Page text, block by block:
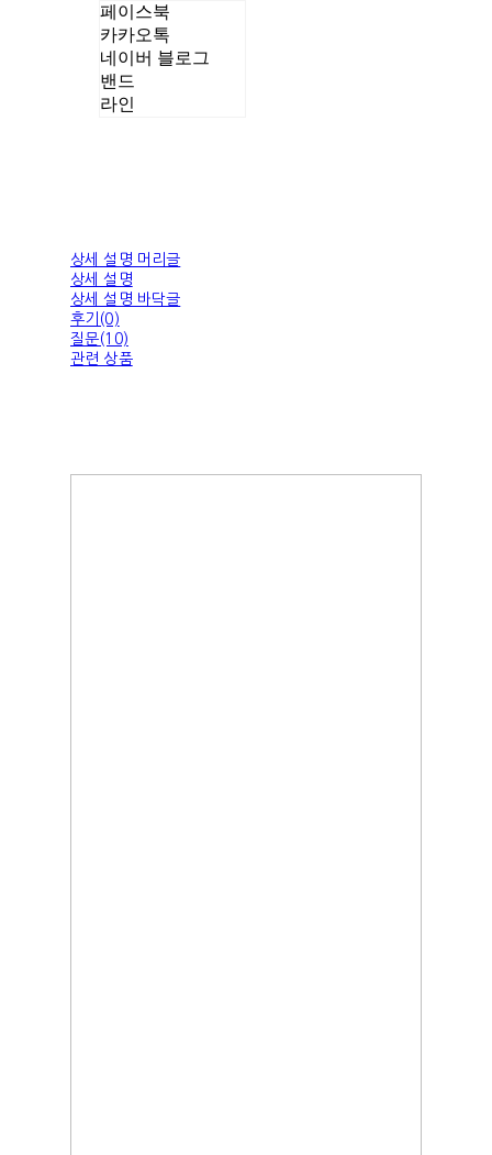
페이스북
카카오톡
네이버 블로그
밴드
라인
상세 설명 머리글
상세 설명
상세 설명 바닥글
후기(0)
질문(10)
관련 상품